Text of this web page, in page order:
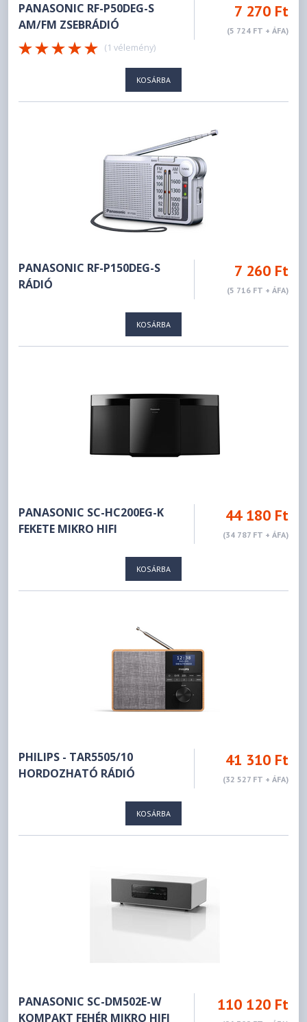
PANASONIC RF-P50DEG-S
AM/FM ZSEBRÁDIÓ
7 270 Ft
(5 724 FT + ÁFA)
(1 vélemény)
KOSÁRBA
PANASONIC RF-P150DEG-S
RÁDIÓ
7 260 Ft
(5 716 FT + ÁFA)
KOSÁRBA
PANASONIC SC-HC200EG-K
FEKETE MIKRO HIFI
44 180 Ft
(34 787 FT + ÁFA)
KOSÁRBA
PHILIPS - TAR5505/10
HORDOZHATÓ RÁDIÓ
41 310 Ft
(32 527 FT + ÁFA)
KOSÁRBA
PANASONIC SC-DM502E-W
KOMPAKT FEHÉR MIKRO HIFI
110 120 Ft